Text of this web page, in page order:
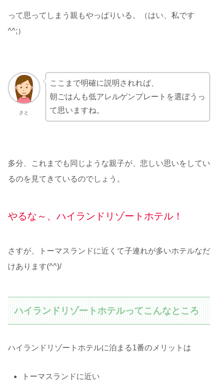
って思ってしまう親もやっぱりいる。（はい、私です
^^;）
さと
ここまで明確に説明されれば、
朝ごはんも低アレルゲンプレートを選ぼうっ
て思いますね。
多分、これまでも同じような親子が、悲しい思いをしてい
るのを見てきているのでしょう。
やるな～、ハイランドリゾートホテル！
さすが、トーマスランドに近くて子連れが多いホテルなだ
けあります(^^)/
ハイランドリゾートホテルってこんなところ
ハイランドリゾートホテルに泊まる1番のメリットは
トーマスランドに近い